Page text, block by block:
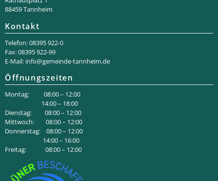
88459 Tannheim
Kontakt
Telefon: 08395 922-0
Fax: 08395 922-99
E-Mail: info@gemeinde-tannheim.de
Öffnungszeiten
Montag: 08:00 – 12:00
14:00 – 18:00
Dienstag: 08:00 – 12:00
Mittwoch: 08:00 – 12:00
Donnerstag: 08:00 – 12:00
14:00 – 16:00
Freitag: 08:00 – 12:00